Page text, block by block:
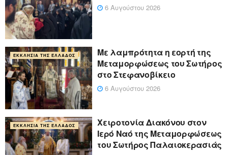
6 Αυγούστου 2026
ΕΚΚΛΗΣΊΑ ΤΗΣ ΕΛΛΆΔΟΣ
Με λαμπρότητα η εορτή της
Μεταμορφώσεως του Σωτήρος
στο Στεφανοβίκειο
6 Αυγούστου 2026
ΕΚΚΛΗΣΊΑ ΤΗΣ ΕΛΛΆΔΟΣ
Χειροτονία Διακόνου στον
Ιερό Ναό της Μεταμορφώσεως
του Σωτήρος Παλαιοκερασιάς